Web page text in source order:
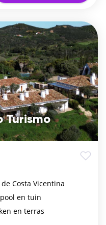
Turismo
Costa Vicentina
en tuin
en terras